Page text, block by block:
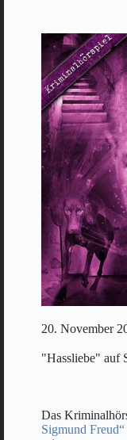
20. November
"Hassliebe" auf
Das
Sigmund Freud“